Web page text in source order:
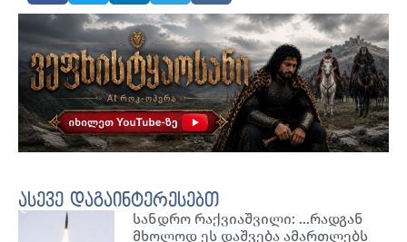
ასევე დაგაინტერესებთ
სანდრო რაქვიაშვილი: …რადგან
მხოლოდ ეს დაშვება ამართლებს